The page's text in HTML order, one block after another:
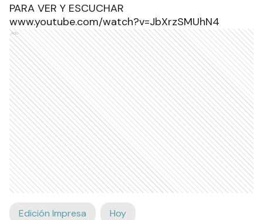
PARA VER Y ESCUCHAR
www.youtube.com/watch?v=JbXrzSMUhN4
Ads
Edición Impresa Hoy